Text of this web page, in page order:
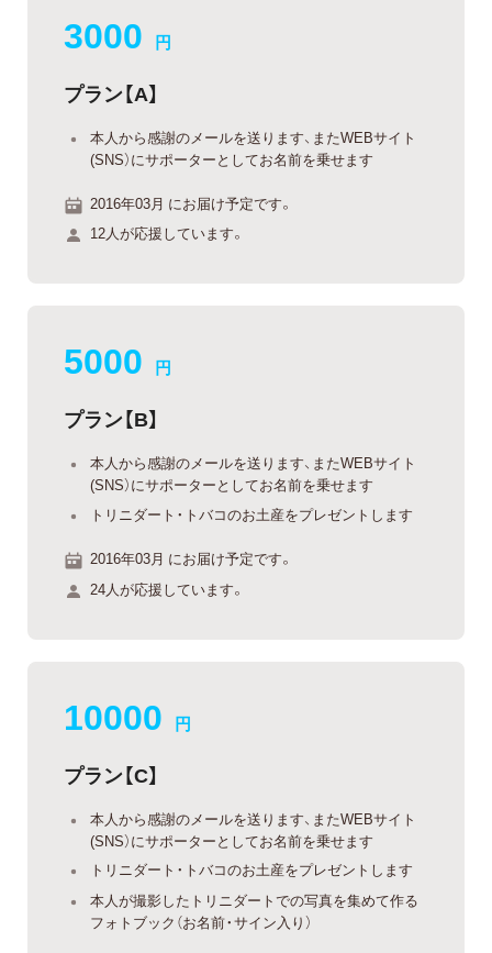
3000 円
プラン【A】
本人から感謝のメールを送ります、またWEBサイト
(SNS）にサポーターとしてお名前を乗せます
2016年03月 にお届け予定です。
12人が応援しています。
5000 円
プラン【B】
本人から感謝のメールを送ります、またWEBサイト
(SNS）にサポーターとしてお名前を乗せます
トリニダート・トバコのお土産をプレゼントします
2016年03月 にお届け予定です。
24人が応援しています。
10000 円
プラン【C】
本人から感謝のメールを送ります、またWEBサイト
(SNS）にサポーターとしてお名前を乗せます
トリニダート・トバコのお土産をプレゼントします
本人が撮影したトリニダートでの写真を集めて作る
フォトブック（お名前・サイン入り）